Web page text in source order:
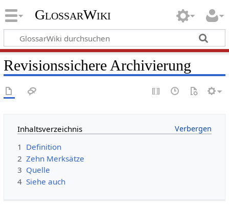
GlossarWiki
Revisionssichere Archivierung
Inhaltsverzeichnis
1 Definition
2 Zehn Merksätze
3 Quelle
4 Siehe auch